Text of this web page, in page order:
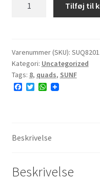
8
48J
6PR
NHS
Tilføj til
Varenummer (SKU):
Kategori: Uncategorized
Tags: 8, quads, SUNF
F
o
k
T
r
W
p
p
Beskrivelse
Beskrivelse